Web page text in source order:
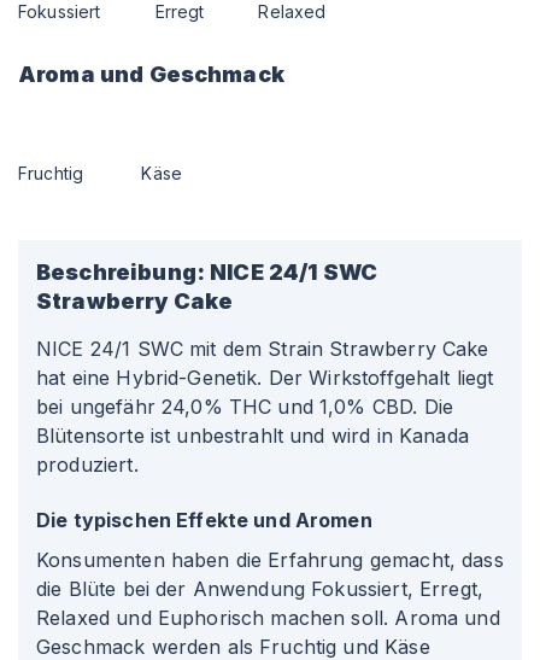
Fokussiert Erregt Relaxed
Aroma und Geschmack
Fruchtig Käse
Beschreibung: NICE 24/1 SWC
Strawberry Cake
NICE 24/1 SWC mit dem Strain Strawberry Cake
hat eine Hybrid-Genetik. Der Wirkstoffgehalt liegt
bei ungefähr 24,0% THC und 1,0% CBD. Die
Blütensorte ist unbestrahlt und wird in Kanada
produziert.
Die typischen Effekte und Aromen
Konsumenten haben die Erfahrung gemacht, dass
die Blüte bei der Anwendung Fokussiert, Erregt,
Relaxed und Euphorisch machen soll. Aroma und
Geschmack werden als Fruchtig und Käse